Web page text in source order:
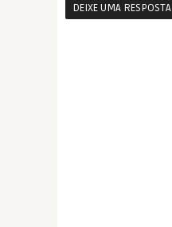
DEIXE UMA RESPOSTA